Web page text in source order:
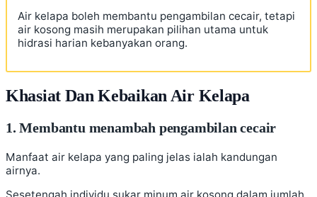
Air kelapa boleh membantu pengambilan cecair, tetapi
air kosong masih merupakan pilihan utama untuk
hidrasi harian kebanyakan orang.
Khasiat Dan Kebaikan Air Kelapa
1. Membantu menambah pengambilan cecair
Manfaat air kelapa yang paling jelas ialah kandungan
airnya.